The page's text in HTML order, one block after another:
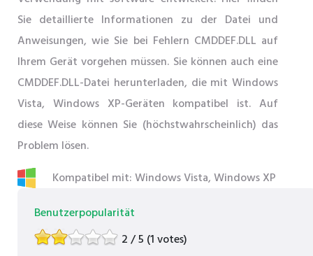
Sie detaillierte Informationen zu der Datei und
Anweisungen, wie Sie bei Fehlern CMDDEF.DLL auf
Ihrem Gerät vorgehen müssen. Sie können auch eine
CMDDEF.DLL-Datei herunterladen, die mit Windows
Vista, Windows XP-Geräten kompatibel ist. Auf
diese Weise können Sie (höchstwahrscheinlich) das
Problem lösen.
Kompatibel mit: Windows Vista, Windows XP
Benutzerpopularität
2 / 5 (1 votes)